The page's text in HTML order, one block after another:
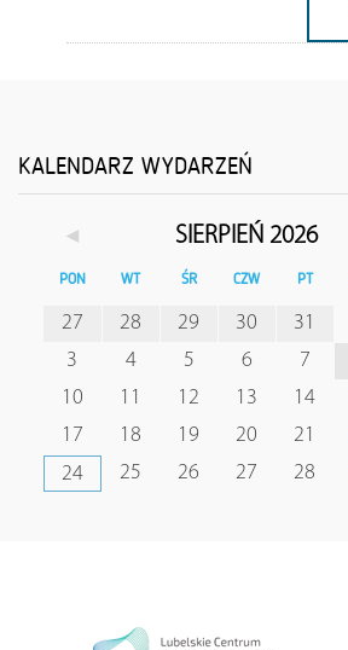
KALENDARZ WYDARZEŃ
◄ SIERPIEŃ 2026
PON WT ŚR CZW PT
27 28 29 30 31
3
4 5 6 7
10
11 12 13 14
17
18 19 20 21
24
25 26 27 28